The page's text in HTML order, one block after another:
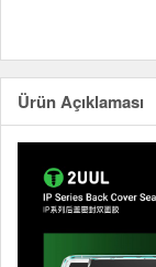
Ürün Açıklaması